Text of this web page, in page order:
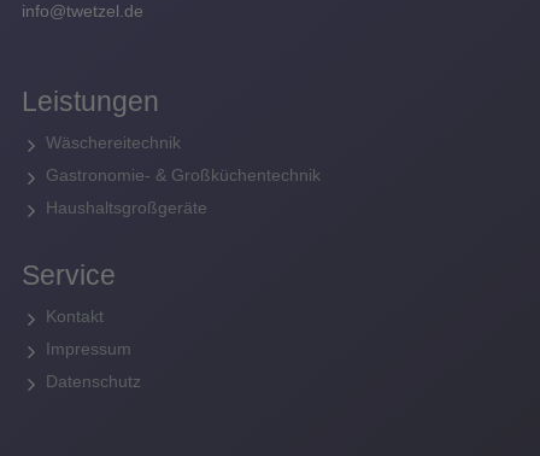
info@twetzel.de
Leistungen
Wäschereitechnik
Gastronomie- & Großküchentechnik
Haushaltsgroßgeräte
Service
Kontakt
Impressum
Datenschutz